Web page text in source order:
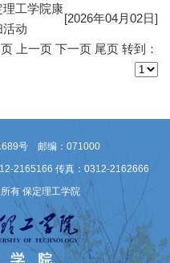
工学院康
动
[2026年04月02日]
上一页 下一页 尾页 转到：
号 邮编：071000
2165166 传真：0312-2162666
有 保定理工学院